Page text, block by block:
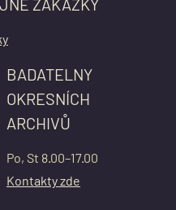
BADATELNY
OKRESNÍCH
ARCHIVŮ
Po, St 8.00–17.00
Kontakty zde